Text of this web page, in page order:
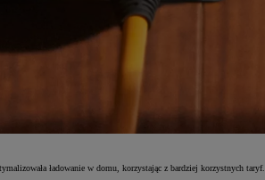
ładowanie w domu, korzystając z bardziej korzystnych taryf.